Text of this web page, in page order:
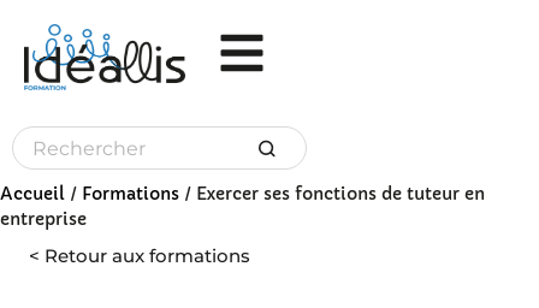
Accueil / Formations / Exercer ses fonctions de tuteur en
entreprise
< Retour aux formations